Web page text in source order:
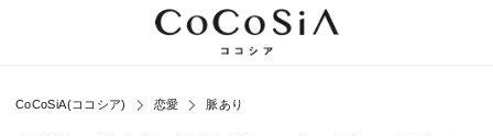
CoCoSiA(ココシア) 恋愛 脈あり